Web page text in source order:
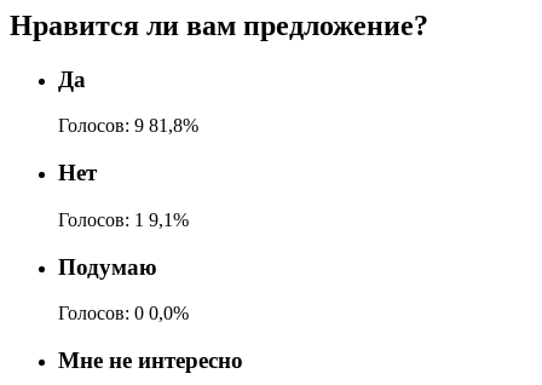
Нравится ли вам предложение?
Да
Голосов: 9 81,8%
Нет
Голосов: 1 9,1%
Подумаю
Голосов: 0 0,0%
Мне не интересно